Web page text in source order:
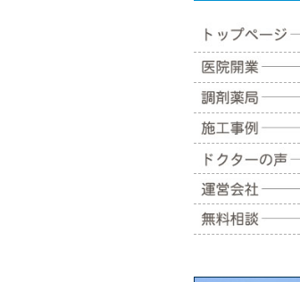
トップページ
医院開業
調剤薬局
施工事例
ドクターの声
運営会社